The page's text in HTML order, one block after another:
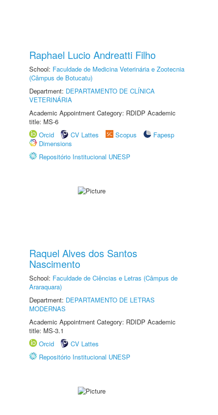
Raphael Lucio Andreatti Filho
School: Faculdade de Medicina Veterinária e Zootecnia
(Câmpus de Botucatu)
Department: DEPARTAMENTO DE CLÍNICA
VETERINÁRIA
Academic Appointment Category: RDIDP Academic
title: MS-6
Orcid
CV Lattes Scopus
Fapesp
Dimensions
Repositório Institucional UNESP
Raquel Alves dos Santos
Nascimento
School: Faculdade de Ciências e Letras (Câmpus de
Araraquara)
Department: DEPARTAMENTO DE LETRAS
MODERNAS
Academic Appointment Category: RDIDP Academic
title: MS-3.1
Orcid
CV Lattes
Repositório Institucional UNESP